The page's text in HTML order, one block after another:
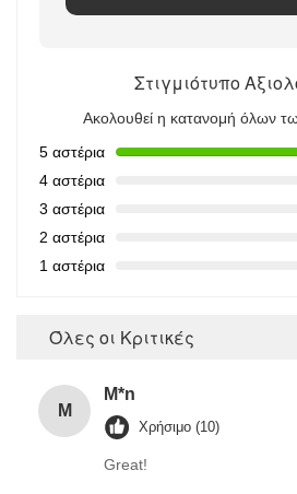
Στιγμιότυπο
Ακολουθεί η κατανομή όλων
5 αστέρια
4 αστέρια
3 αστέρια
2 αστέρια
1 αστέρια
Όλες οι Κριτικές
M
M*n
Χρήσιμο (10)
Great!